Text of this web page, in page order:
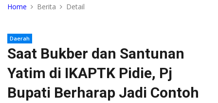
Home Berita Detail
Daerah
Saat Bukber dan Santunan
Yatim di IKAPTK Pidie, Pj
Bupati Berharap Jadi Contoh